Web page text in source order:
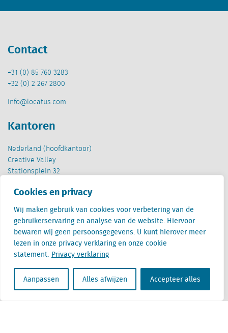
Cookies en privacy
Wij maken gebruik van cookies voor verbetering van de
gebruikerservaring en analyse van de website. Hiervoor
bewaren wij geen persoonsgegevens. U kunt hierover meer
lezen in onze privacy verklaring en onze cookie
statement. Privacy verklaring
Aanpassen Alles afwijzen Accepteer alles
Contact
+31 (0) 85 760 3283
+32 (0) 2 267 2800
info@locatus.com
Kantoren
Nederland (hoofdkantoor)
Creative Valley
Stationsplein 32
Cantersteen 47
1000 Brussel